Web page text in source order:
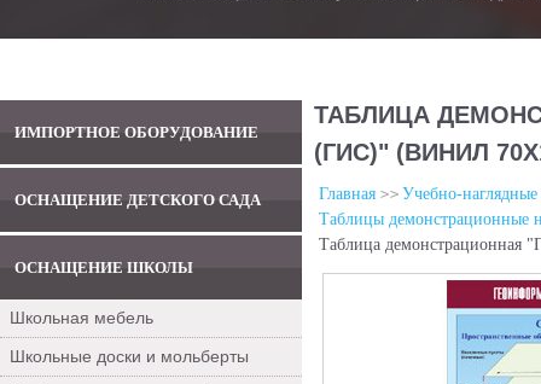
ИМПОРТНОЕ ОБОРУДОВАНИЕ
ОСНАЩЕНИЕ ДЕТСКОГО САДА
ОСНАЩЕНИЕ ШКОЛЫ
Школьная мебель
Школьные доски и мольберты
ТАБЛИЦА
(ГИС)" (ВИНИЛ
Главная
Учебно-
Таблицы демонстрационные
Таблица демонстрационная